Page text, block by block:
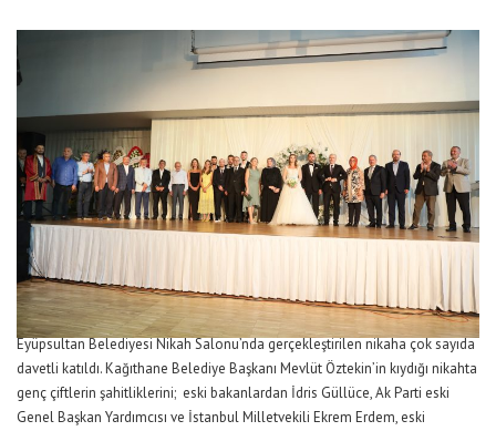
Eyüpsultan Belediyesi Nikah Salonu’nda gerçekleştirilen nikaha çok sayıda
davetli katıldı. Kağıthane Belediye Başkanı Mevlüt Öztekin’in kıydığı nikahta
genç çiftlerin şahitliklerini; eski bakanlardan İdris Güllüce, Ak Parti eski
Genel Başkan Yardımcısı ve İstanbul Milletvekili Ekrem Erdem, eski